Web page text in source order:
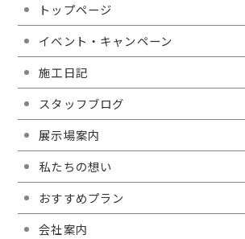
トップページ
イベント・キャンペーン
施工日記
スタッフブログ
展示場案内
私たちの想い
おすすめプラン
会社案内